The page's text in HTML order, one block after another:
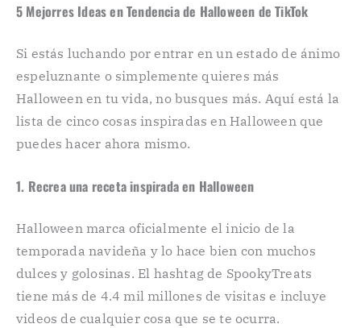
5 Mejorres Ideas en Tendencia de Halloween de TikTok
Si estás luchando por entrar en un estado de ánimo
espeluznante o simplemente quieres más
Halloween en tu vida, no busques más. Aquí está la
lista de cinco cosas inspiradas en Halloween que
puedes hacer ahora mismo.
1. Recrea una receta inspirada en Halloween
Halloween marca oficialmente el inicio de la
temporada navideña y lo hace bien con muchos
dulces y golosinas. El hashtag de SpookyTreats
tiene más de 4.4 mil millones de visitas e incluye
videos de cualquier cosa que se te ocurra.